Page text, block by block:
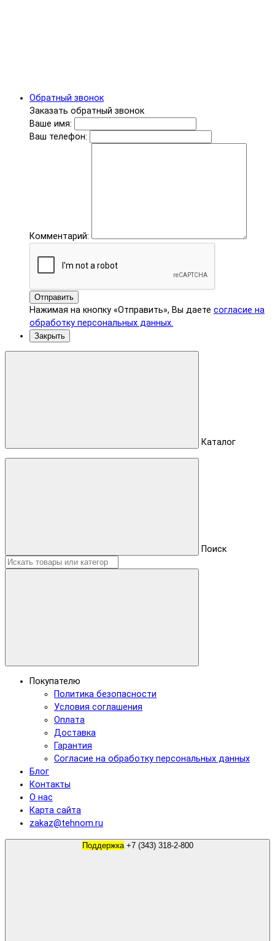
Обратный звонок
Заказать обратный звонок
Ваше имя:
Ваш телефон:
Комментарий:
Отправить
Нажимая на кнопку «Отправить», Вы даете согласие на
обработку персональных данных.
Закрыть
Каталог
Поиск
Покупателю
Политика безопасности
Условия соглашения
Оплата
Доставка
Гарантия
Согласие на обработку персональных данных
Блог
Контакты
О нас
Карта сайта
zakaz@tehnom.ru
Поддержка +7 (343) 318-2-800